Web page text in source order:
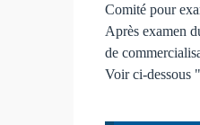
Comité pour
Après examen
de
Voir ci-dessous